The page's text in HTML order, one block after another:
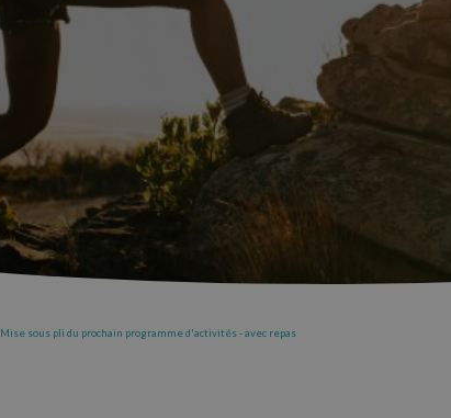
Mise sous pli du prochain programme d'activités - avec repas